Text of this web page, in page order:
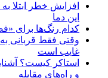
افزایش خطر ابتلا
این دما
کدام رنگ‌ها برای
وقتی فقط قربانی
غایب است
استاکر کیست؟
و راه‌های مقابله